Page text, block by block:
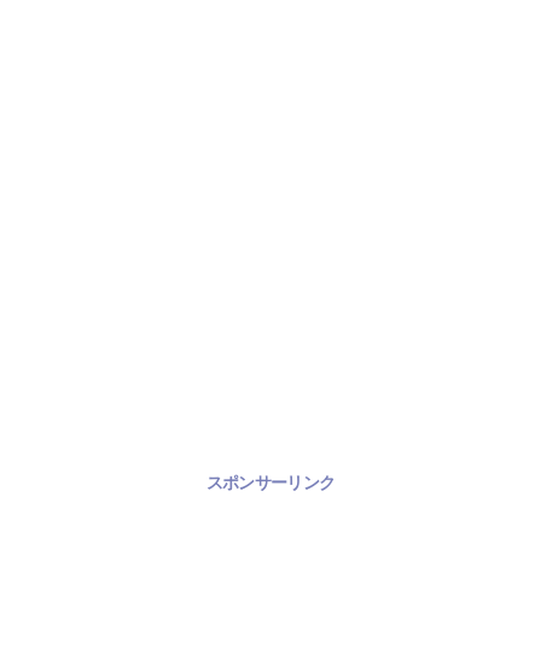
スポンサーリンク